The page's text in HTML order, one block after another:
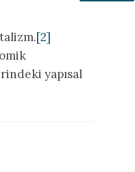
[2]
yapısal